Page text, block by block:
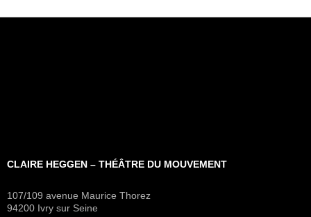
CLAIRE HEGGEN – THÉÂTRE DU MOUVEMENT
107/109 avenue Maurice Thorez
94200 Ivry sur Seine